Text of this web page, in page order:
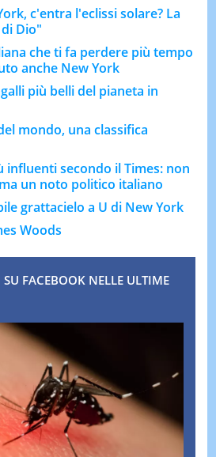
c'entra l'eclissi solare? La
Dio"
che ti fa perdere più tempo
anche New York
più belli del pianeta in
mondo, una classifica
influenti secondo il Times: non
un noto politico italiano
grattacielo a U di New York
Woods
FACEBOOK NELLE ULTIME